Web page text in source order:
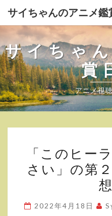
サイちゃんのアニメ鑑
サイちゃ
賞
アニメ視
「このヒー
さい」の第
想
2022年4月18日